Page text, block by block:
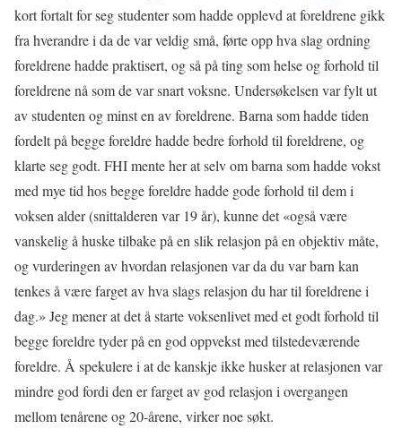
kort fortalt for seg studenter som hadde opplevd at foreldrene gikk
fra hverandre i da de var veldig små, førte opp hva slag ordning
foreldrene hadde praktisert, og så på ting som helse og forhold til
foreldrene nå som de var snart voksne. Undersøkelsen var fylt ut
av studenten og minst en av foreldrene. Barna som hadde tiden
fordelt på begge foreldre hadde bedre forhold til foreldrene, og
klarte seg godt. FHI mente her at selv om barna som hadde vokst
med mye tid hos begge foreldre hadde gode forhold til dem i
voksen alder (snittalderen var 19 år), kunne det «også være
vanskelig å huske tilbake på en slik relasjon på en objektiv måte,
og vurderingen av hvordan relasjonen var da du var barn kan
tenkes å være farget av hva slags relasjon du har til foreldrene i
dag.» Jeg mener at det å starte voksenlivet med et godt forhold til
begge foreldre tyder på en god oppvekst med tilstedeværende
foreldre. Å spekulere i at de kanskje ikke husker at relasjonen var
mindre god fordi den er farget av god relasjon i overgangen
mellom tenårene og 20-årene, virker noe søkt.